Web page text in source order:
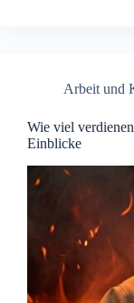
Arbeit und
Wie viel
Einblicke